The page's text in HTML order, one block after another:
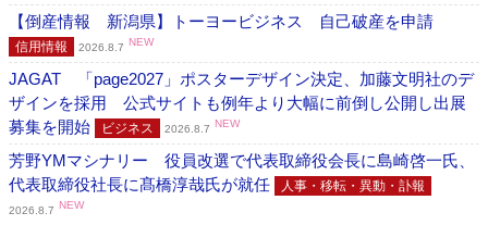
【倒産情報 新潟県】トーヨービジネス 自己破産を申請
信用情報 2026.8.7 NEW
JAGAT 「page2027」ポスターデザイン決定、加藤文明社のデ
ザインを採用 公式サイトも例年より大幅に前倒し公開し出展
募集を開始
ビジネス 2026.8.7 NEW
芳野YMマシナリー 役員改選で代表取締役会長に島崎啓一氏、
代表取締役社長に髙橋淳哉氏が就任
人事・移転・異動・訃報
2026.8.7 NEW